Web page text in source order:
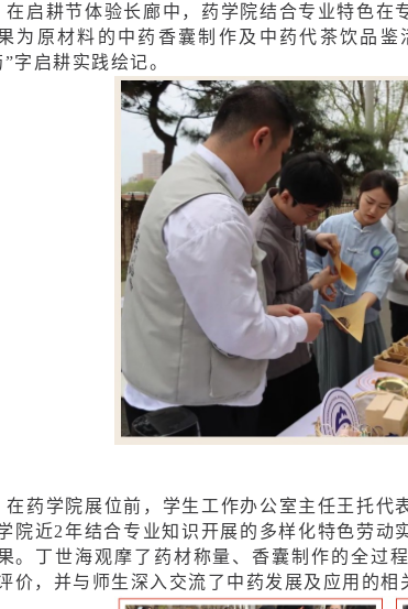
在启耕节体验长廊中，药学院结合专业特色在
为原材料的中药香囊制作及中药代茶饮品
”字启耕实践绘记。
在药学院展位前，学生工作办公室主任王托代
院近2年结合专业知识开展的多样化特色劳动
。丁世海观摩了药材称量、香囊制作的全过
价，并与师生深入交流了中药发展及应用的相